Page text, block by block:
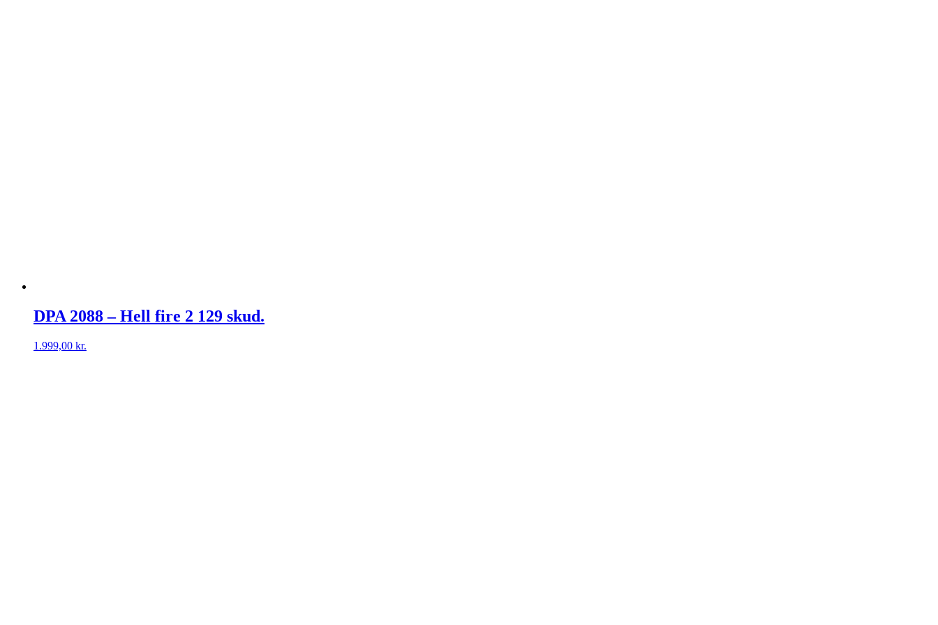
DPA 2088 – Hell fire 2 129 skud.
1.999,00 kr.